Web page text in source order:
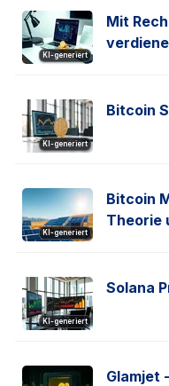
KI-generiert
Mit
KI-generiert
Bitcoin
KI-generiert
Bitcoin
Theorie
KI-generiert
Solana
Glamjet